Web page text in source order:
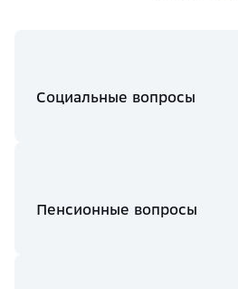
Социальные вопросы
Пенсионные вопросы